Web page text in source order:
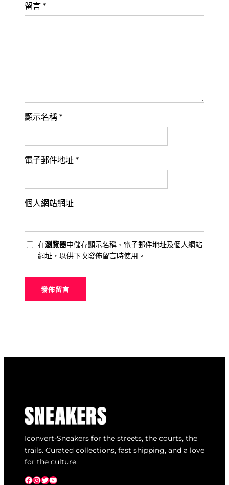
留言 *
顯示名稱 *
電子郵件地址 *
個人網站網址
在瀏覽器中儲存顯示名稱、電子郵件地址及個人網站
網址，以供下次發佈留言時使用。
Iconvert-Sneakers for the streets, the courts, the
trails. Curated collections, fast shipping, and a love
for the culture.
Facebook InstagramX YouTube